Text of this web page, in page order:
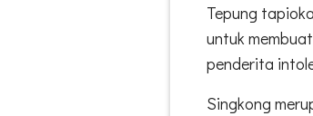
Tepung
untuk
penderita
Singkong